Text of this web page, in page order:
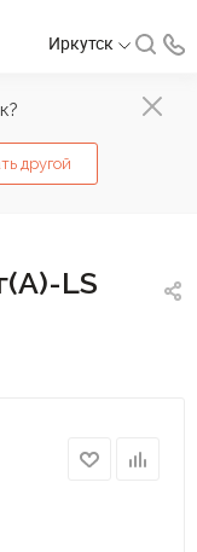
другой
Иркутск
LS